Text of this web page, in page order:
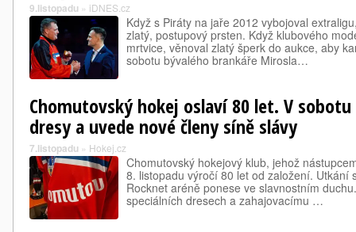
9.listopadu » iDNES.cz
Když s Piráty na jaře 2012 vybojoval
zlatý, postupový prsten. Když klubového
mrtvice, věnoval zlatý šperk do aukce, aby
sobotu bývalého brankáře Mirosla…
Chomutovský hokej oslaví 80 let. V
dresy a uvede nové členy síně slávy
7.listopadu » Hokej.cz
Chomutovský hokejový klub, jehož
8. listopadu výročí 80 let od založení. Utkání
Rocknet aréně ponese ve slavnostním
speciálních dresech a zahajovacímu …